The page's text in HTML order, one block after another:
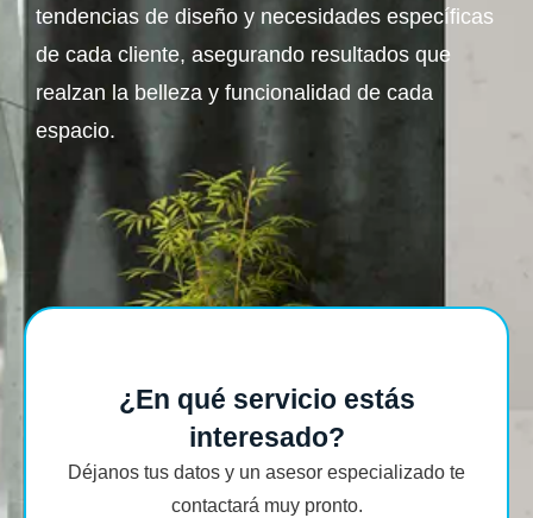
tendencias de diseño y necesidades específicas
de cada cliente, asegurando resultados que
realzan la belleza y funcionalidad de cada
espacio.
¿En qué servicio estás
interesado?
Déjanos tus datos y un asesor especializado te
contactará muy pronto.